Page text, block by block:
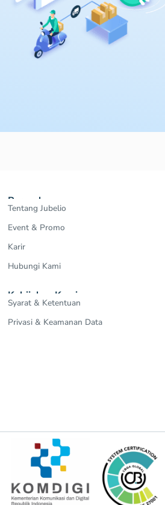
Perusahaan
Tentang Jubelio
Event & Promo
Karir
Hubungi Kami
Kebijakan Kami
Syarat & Ketentuan
Privasi & Keamanan Data